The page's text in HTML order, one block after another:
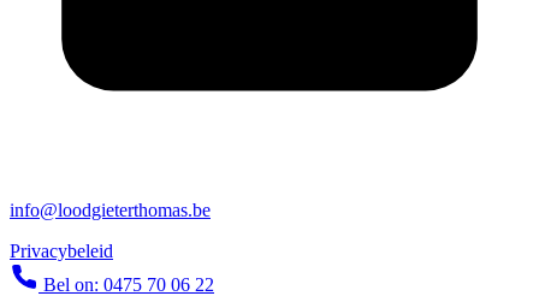
info@loodgieterthomas.be
Privacybeleid
Bel on: 0475 70 06 22